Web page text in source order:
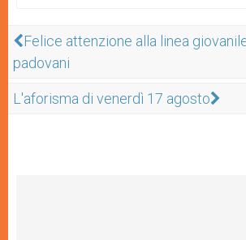
Felice attenzione alla linea
padovani
L'aforisma di venerdì 17 agosto